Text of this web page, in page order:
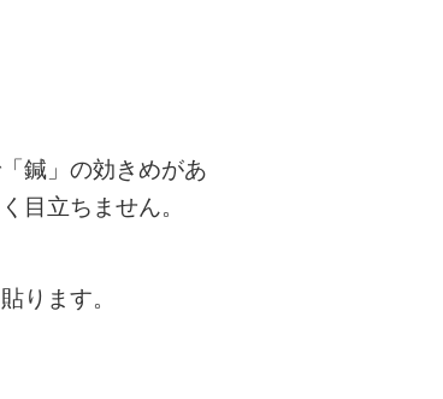
鍼」の効きめがあ
目立ちません。
ります。